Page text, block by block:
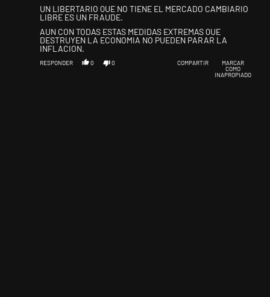
UN LIBERTARIO QUE NO TIENE EL MERCADO CAMBIARIO
LIBRE ES UN FRAUDE.
AUN CON TODAS ESTAS MEDIDAS EXTREMAS QUE
DESTRUYEN LA ECONOMIA NO PUEDEN PARAR LA
INFLACION.
RESPONDER 0 0 COMPARTIR
MARCAR
COMO
INAPROPIADO